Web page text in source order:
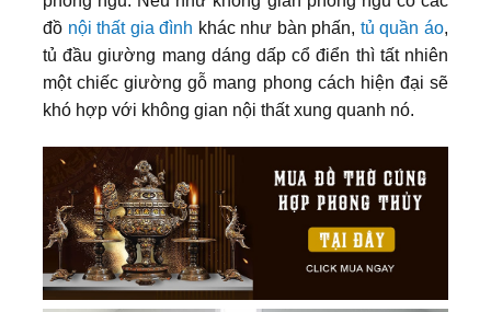
đồ nội thất gia đình khác như bàn phấn, tủ quần áo,
tủ đầu giường mang dáng dấp cổ điển thì tất nhiên
một chiếc giường gỗ mang phong cách hiện đại sẽ
khó hợp với không gian nội thất xung quanh nó.